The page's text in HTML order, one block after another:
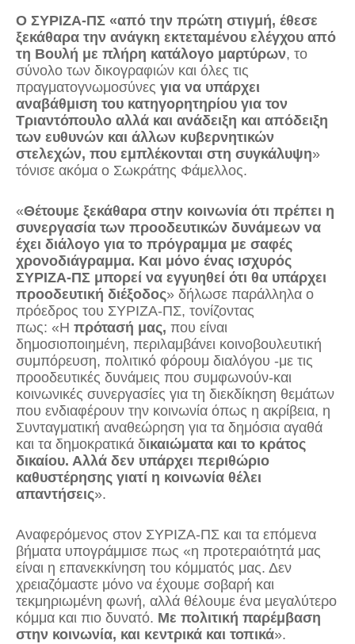
Ο ΣΥΡΙΖΑ-ΠΣ «από την πρώτη στιγμή, έθεσε
ξεκάθαρα την ανάγκη εκτεταμένου ελέγχου από
τη Βουλή με πλήρη κατάλογο μαρτύρων, το
σύνολο των δικογραφιών και όλες τις
πραγματογνωμοσύνες για να υπάρχει
αναβάθμιση του κατηγορητηρίου για τον
Τριαντόπουλο αλλά και ανάδειξη και απόδειξη
των ευθυνών και άλλων κυβερνητικών
στελεχών, που εμπλέκονται στη συγκάλυψη»
τόνισε ακόμα ο Σωκράτης Φάμελλος.
«Θέτουμε ξεκάθαρα στην κοινωνία ότι πρέπει η
συνεργασία των προοδευτικών δυνάμεων να
έχει διάλογο για το πρόγραμμα με σαφές
χρονοδιάγραμμα. Και μόνο ένας ισχυρός
ΣΥΡΙΖΑ-ΠΣ μπορεί να εγγυηθεί ότι θα υπάρχει
προοδευτική διέξοδος» δήλωσε παράλληλα ο
πρόεδρος του ΣΥΡΙΖΑ-ΠΣ, τονίζοντας
πως: «Η πρότασή μας, που είναι
δημοσιοποιημένη, περιλαμβάνει κοινοβουλευτική
συμπόρευση, πολιτικό φόρουμ διαλόγου -με τις
προοδευτικές δυνάμεις που συμφωνούν-και
κοινωνικές συνεργασίες για τη διεκδίκηση θεμάτων
που ενδιαφέρουν την κοινωνία όπως η ακρίβεια, η
Συνταγματική αναθεώρηση για τα δημόσια αγαθά
και τα δημοκρατικά δικαιώματα και το κράτος
δικαίου. Αλλά δεν υπάρχει περιθώριο
καθυστέρησης γιατί η κοινωνία θέλει
απαντήσεις».
Αναφερόμενος στον ΣΥΡΙΖΑ-ΠΣ και τα επόμενα
βήματα υπογράμμισε πως «η προτεραιότητά μας
είναι η επανεκκίνηση του κόμματός μας. Δεν
χρειαζόμαστε μόνο να έχουμε σοβαρή και
τεκμηριωμένη φωνή, αλλά θέλουμε ένα μεγαλύτερο
κόμμα και πιο δυνατό. Με πολιτική παρέμβαση
στην κοινωνία, και κεντρικά και τοπικά».